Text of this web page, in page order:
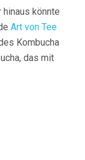
könnte
Art von Tee
Kombucha
das mit